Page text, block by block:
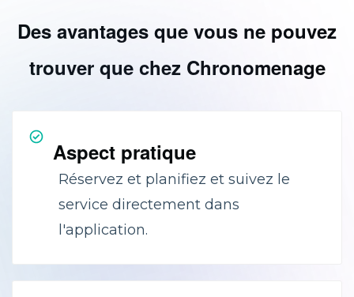
Des avantages que vous ne pouvez
trouver que chez Chronomenage
Aspect pratique
Réservez et planifiez et suivez le
service directement dans
l'application.